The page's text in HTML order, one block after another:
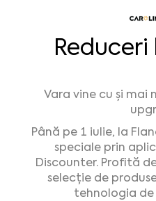
Vara vine cu și
Până pe 1 iulie, la
speciale prin
Discounter. Profită
selecție de
tehnologia de